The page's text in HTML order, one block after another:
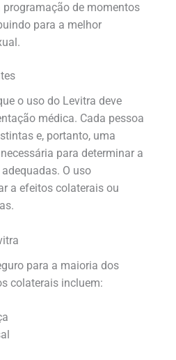
de momentos
para a melhor
o uso do Levitra deve
médica. Cada pessoa
e, portanto, uma
para determinar a
O uso
a efeitos colaterais ou
para a maioria dos
colaterais incluem: